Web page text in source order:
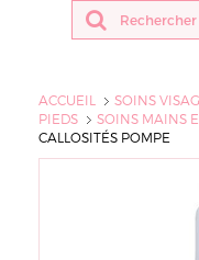
ACCUEIL SOINS
PIEDS
SOINS MAINS
CALLOSITÉS POMPE